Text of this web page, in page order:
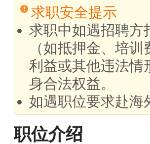
求职安全提示
求职中如遇招聘方
（如抵押金、培
利益或其他违法情
身合法权益。
如遇职位要求赴海
职位介绍